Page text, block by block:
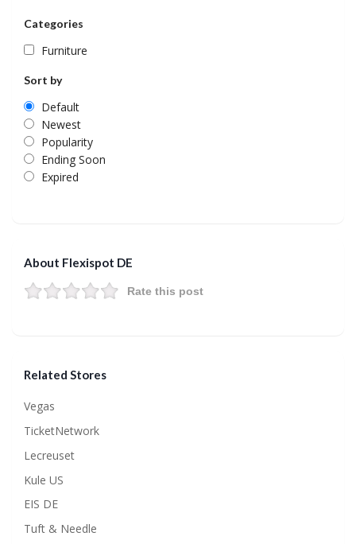
Categories
Furniture
Sort by
Default
Newest
Popularity
Ending Soon
Expired
About Flexispot DE
Rate this post
Related Stores
Vegas
TicketNetwork
Lecreuset
Kule US
EIS DE
Tuft & Needle